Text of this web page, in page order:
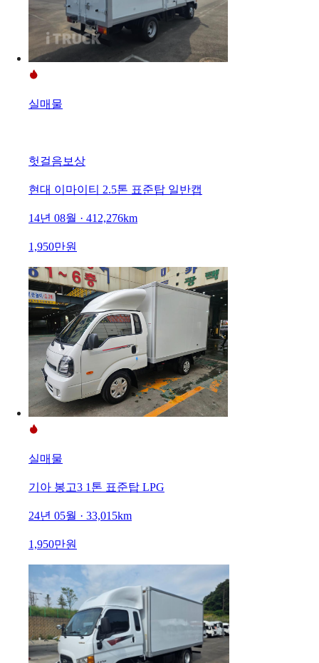
실매물
헛걸음보상
현대 이마이티 2.5톤 표준탑 일반캡
14년 08월 · 412,276km
1,950만원
실매물
기아 봉고3 1톤 표준탑 LPG
24년 05월 · 33,015km
1,950만원